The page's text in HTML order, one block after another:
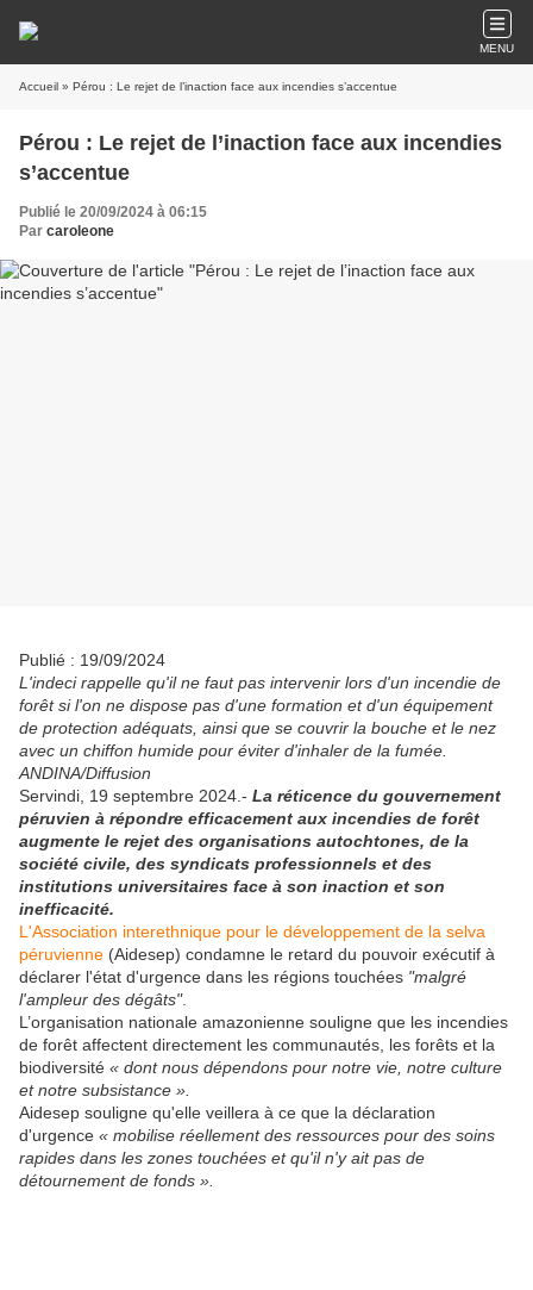
MENU
Accueil » Pérou : Le rejet de l’inaction face aux incendies s’accentue
Pérou : Le rejet de l’inaction face aux incendies
s’accentue
Publié le 20/09/2024 à 06:15
Par caroleone
Publié : 19/09/2024
L'indeci rappelle qu'il ne faut pas intervenir lors d'un incendie de
forêt si l'on ne dispose pas d'une formation et d'un équipement
de protection adéquats, ainsi que se couvrir la bouche et le nez
avec un chiffon humide pour éviter d'inhaler de la fumée.
ANDINA/Diffusion
Servindi, 19 septembre 2024.- La réticence du gouvernement
péruvien à répondre efficacement aux incendies de forêt
augmente le rejet des organisations autochtones, de la
société civile, des syndicats professionnels et des
institutions universitaires face à son inaction et son
inefficacité.
L'Association interethnique pour le développement de la selva
péruvienne (Aidesep) condamne le retard du pouvoir exécutif à
déclarer l'état d'urgence dans les régions touchées "malgré
l'ampleur des dégâts".
L’organisation nationale amazonienne souligne que les incendies
de forêt affectent directement les communautés, les forêts et la
biodiversité « dont nous dépendons pour notre vie, notre culture
et notre subsistance ».
Aidesep souligne qu'elle veillera à ce que la déclaration
d'urgence « mobilise réellement des ressources pour des soins
rapides dans les zones touchées et qu'il n'y ait pas de
détournement de fonds ».